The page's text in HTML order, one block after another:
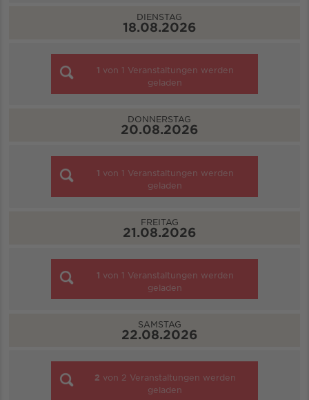
DIENSTAG
18.08.2026
1 von 1 Veranstaltungen werden
geladen
DONNERSTAG
20.08.2026
1 von 1 Veranstaltungen werden
geladen
FREITAG
21.08.2026
1 von 1 Veranstaltungen werden
geladen
SAMSTAG
22.08.2026
2 von 2 Veranstaltungen werden
geladen